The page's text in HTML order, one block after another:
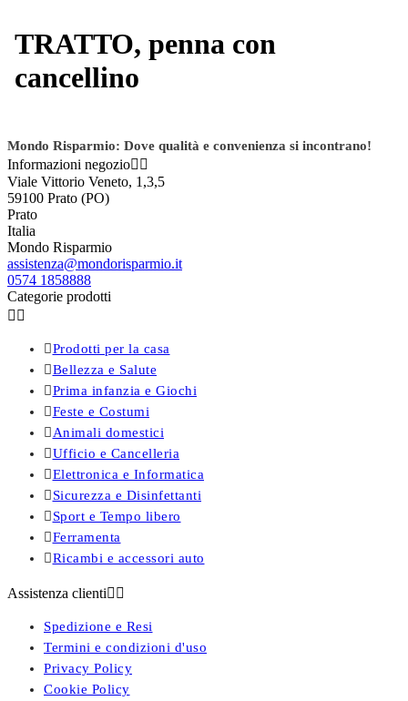
TRATTO, penna con
cancellino
Mondo Risparmio: Dove qualità e convenienza si incontrano!
Informazioni negozio 
Viale Vittorio Veneto, 1,3,5
59100 Prato (PO)
Prato
Italia
Mondo Risparmio
assistenza@mondorisparmio.it
0574 1858888
Categorie prodotti
 
Prodotti per la casa
Bellezza e Salute
Prima infanzia e Giochi
Feste e Costumi
 Animali domestici
Ufficio e Cancelleria
Elettronica e Informatica
 Sicurezza e Disinfettanti
 Sport e Tempo libero
Ferramenta
Ricambi e accessori auto
Assistenza clienti 
Spedizione e Resi
Termini e condizioni d'uso
Privacy Policy
Cookie Policy